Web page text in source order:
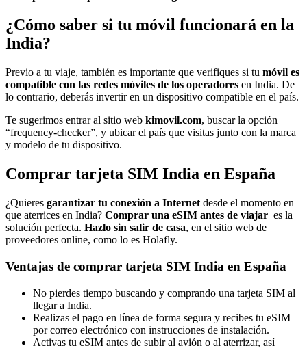
¿Cómo saber si tu móvil funcionará en la
India?
Previo a tu viaje, también es importante que verifiques si tu móvil es
compatible con las redes móviles de los operadores en India. De
lo contrario, deberás invertir en un dispositivo compatible en el país.
Te sugerimos entrar al sitio web kimovil.com, buscar la opción
“frequency-checker”, y ubicar el país que visitas junto con la marca
y modelo de tu dispositivo.
Comprar tarjeta SIM India en España
¿Quieres garantizar tu conexión a Internet desde el momento en
que aterrices en India? Comprar una eSIM antes de viajar es la
solución perfecta. Hazlo sin salir de casa, en el sitio web de
proveedores online, como lo es Holafly.
Ventajas de comprar tarjeta SIM India en España
No pierdes tiempo buscando y comprando una tarjeta SIM al
llegar a India.
Realizas el pago en línea de forma segura y recibes tu eSIM
por correo electrónico con instrucciones de instalación.
Activas tu eSIM antes de subir al avión o al aterrizar, así